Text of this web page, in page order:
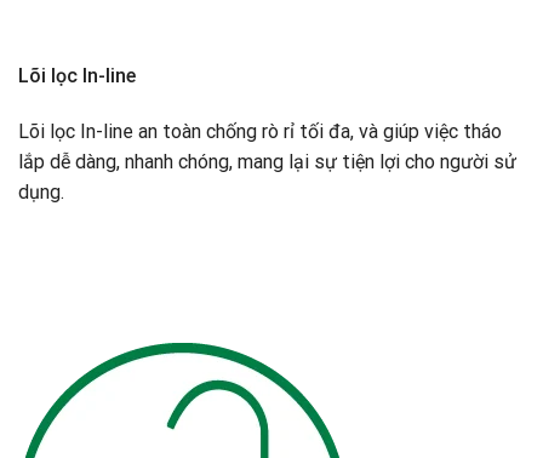
Lõi lọc In-line
Lõi lọc In-line an toàn chống rò rỉ tối đa, và giúp việc tháo
lắp dễ dàng, nhanh chóng, mang lại sự tiện lợi cho người sử
dụng.